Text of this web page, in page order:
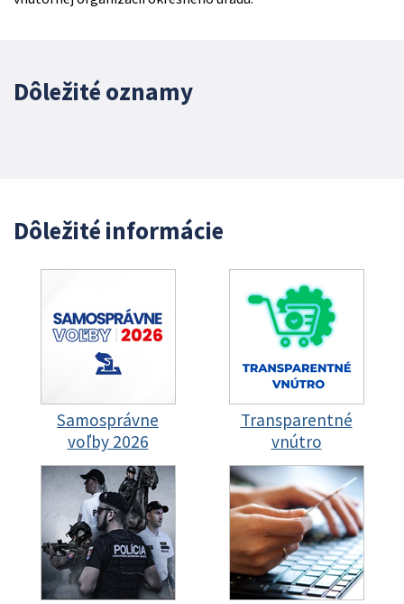
Dôležité oznamy
Dôležité informácie
Samosprávne
voľby 2026
Transparentné
vnútro